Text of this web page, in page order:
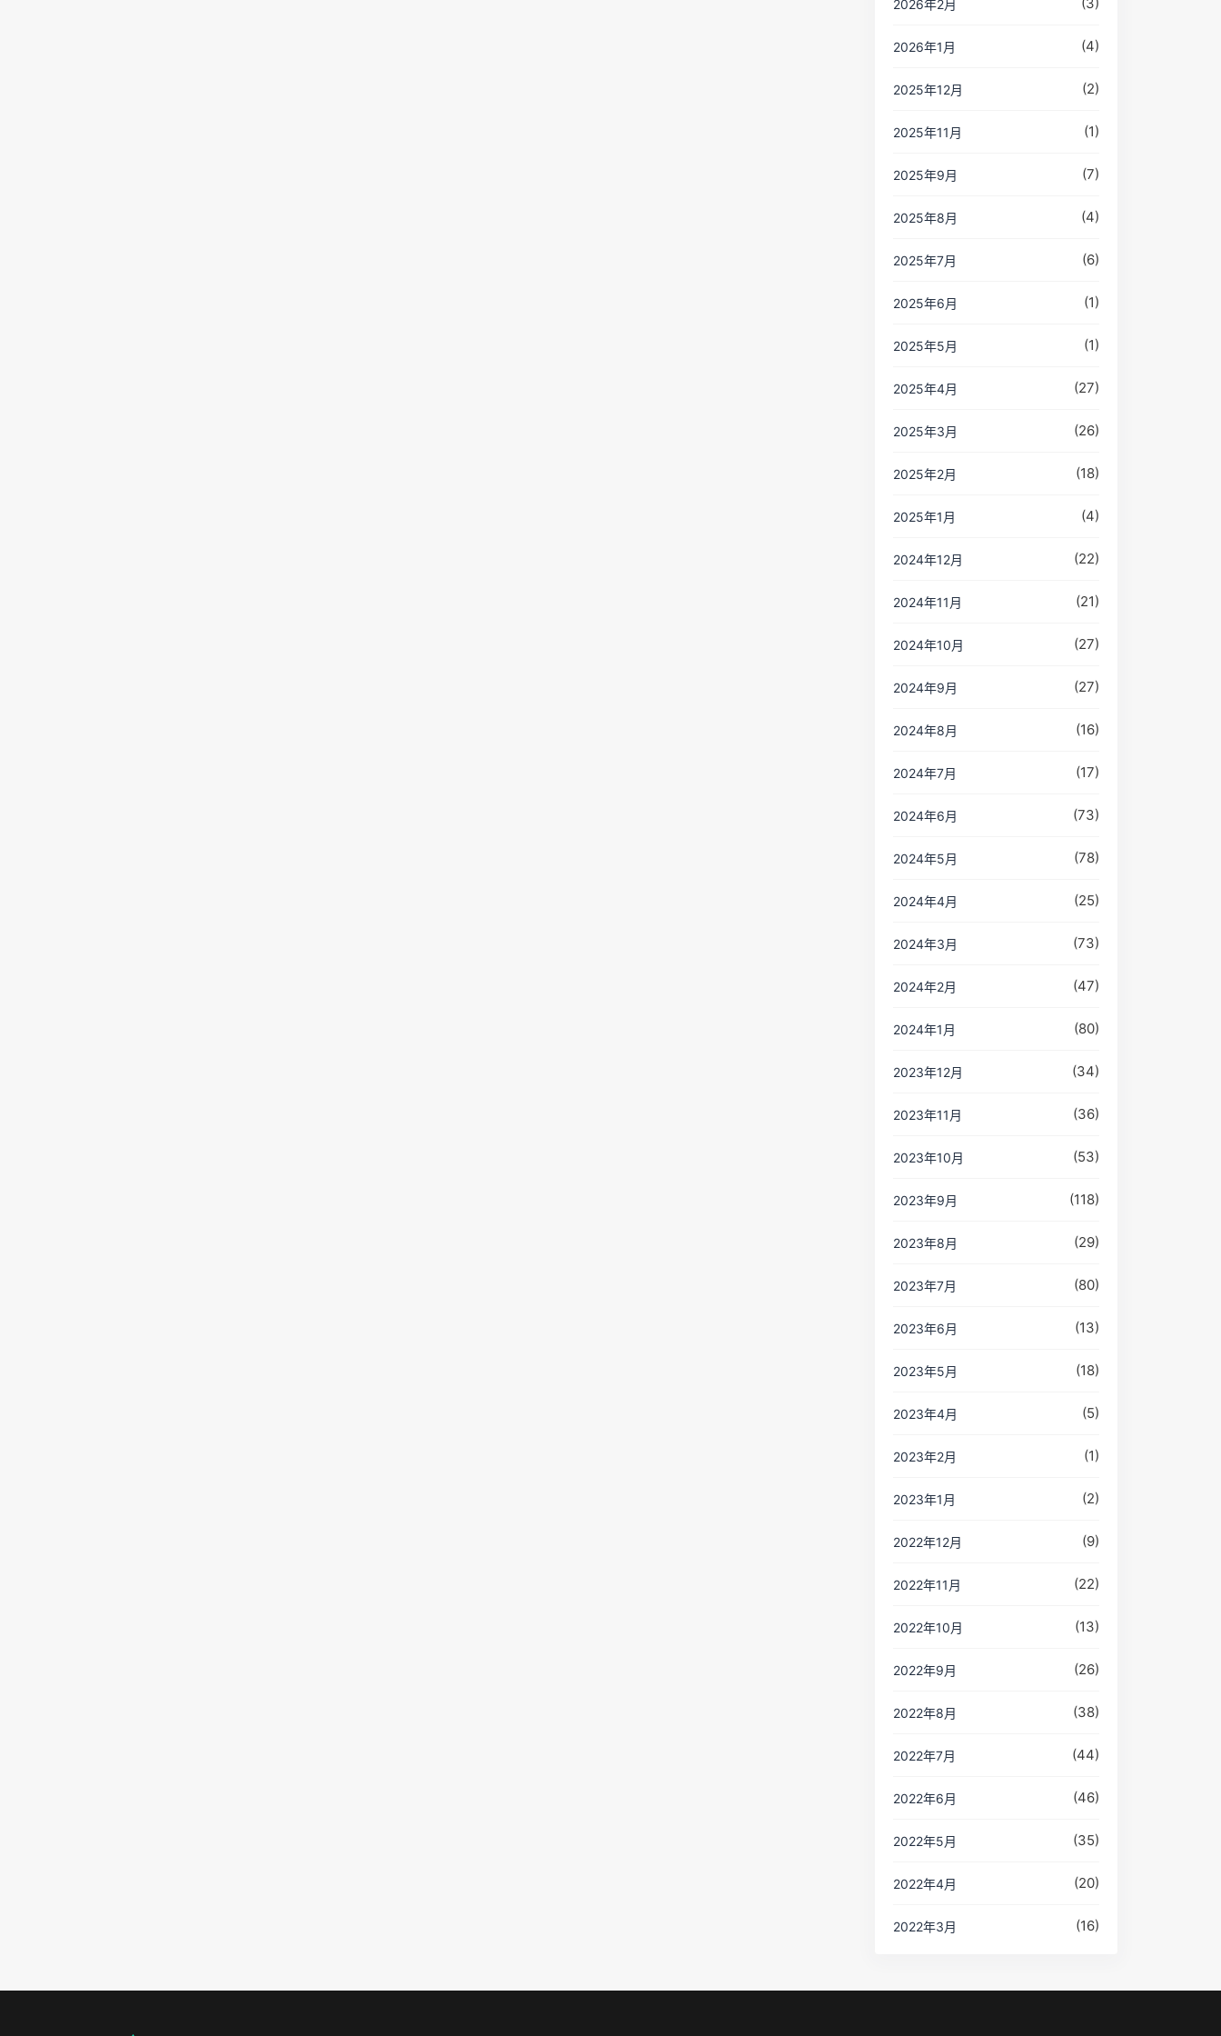
2026年2月
2026年1月 (4)
2025年12月 (2)
2025年11月 (1)
2025年9月 (7)
2025年8月 (4)
2025年7月 (6)
2025年6月 (1)
2025年5月 (1)
2025年4月 (27)
2025年3月 (26)
2025年2月 (18)
2025年1月 (4)
2024年12月 (22)
2024年11月 (21)
2024年10月 (27)
2024年9月 (27)
2024年8月 (16)
2024年7月 (17)
2024年6月 (73)
2024年5月 (78)
2024年4月 (25)
2024年3月 (73)
2024年2月 (47)
2024年1月 (80)
2023年12月 (34)
2023年11月 (36)
2023年10月 (53)
2023年9月 (118)
2023年8月 (29)
2023年7月 (80)
2023年6月 (13)
2023年5月 (18)
2023年4月 (5)
2023年2月 (1)
2023年1月 (2)
2022年12月 (9)
2022年11月 (22)
2022年10月 (13)
2022年9月 (26)
2022年8月 (38)
2022年7月 (44)
2022年6月 (46)
2022年5月 (35)
2022年4月 (20)
2022年3月 (16)